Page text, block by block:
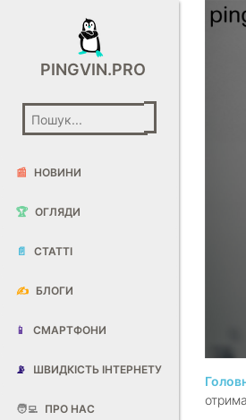
PINGVIN.PRO
📰 НОВИНИ
🏆 ОГЛЯДИ
📄 СТАТТІ
✍️ БЛОГИ
📱 СМАРТФОНИ
📡 ШВИДКІСТЬ ІНТЕРНЕТУ
🧑‍💻 ПРО НАС